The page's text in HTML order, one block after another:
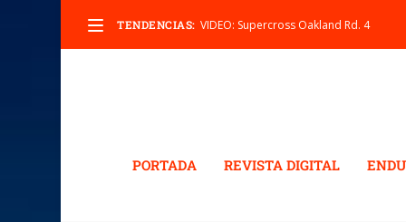
TENDENCIAS: VIDEO: Supercross Oakland Rd. 4
PORTADA REVISTA DIGITAL